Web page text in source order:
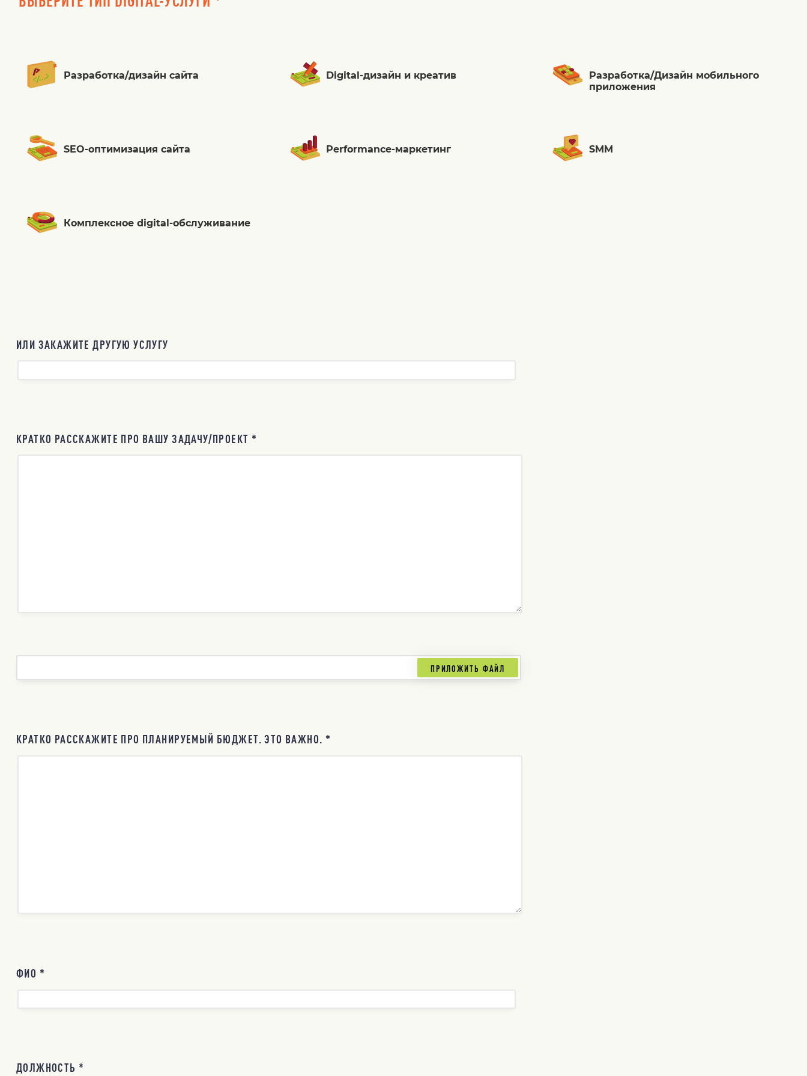
Разработка/дизайн сайта Digital-дизайн и креатив
Разработка/Дизайн мобильного
приложения
SEO-оптимизация сайта Performance-маркетинг SMM
Комплексное digital-обслуживание
ИЛИ ЗАКАЖИТЕ ДРУГУЮ УСЛУГУ
КРАТКО РАССКАЖИТЕ ПРО ВАШУ ЗАДАЧУ/ПРОЕКТ *
КРАТКО РАССКАЖИТЕ ПРО ПЛАНИРУЕМЫЙ БЮДЖЕТ. ЭТО ВАЖНО. *
ФИО *
ДОЛЖНОСТЬ *